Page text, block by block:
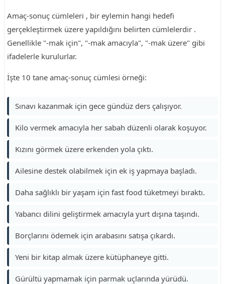
Amaç-sonuç cümleleri , bir eylemin hangi hedefi
gerçekleştirmek üzere yapıldığını belirten cümlelerdir .
Genellikle "-mak için", "-mak amacıyla", "-mak üzere" gibi
ifadelerle kurulurlar.
İşte 10 tane amaç-sonuç cümlesi örneği:
Sınavı kazanmak için gece gündüz ders çalışıyor.
Kilo vermek amacıyla her sabah düzenli olarak koşuyor.
Kızını görmek üzere erkenden yola çıktı.
Ailesine destek olabilmek için ek iş yapmaya başladı.
Daha sağlıklı bir yaşam için fast food tüketmeyi bıraktı.
Yabancı dilini geliştirmek amacıyla yurt dışına taşındı.
Borçlarını ödemek için arabasını satışa çıkardı.
Yeni bir kitap almak üzere kütüphaneye gitti.
Gürültü yapmamak için parmak uçlarında yürüdü.